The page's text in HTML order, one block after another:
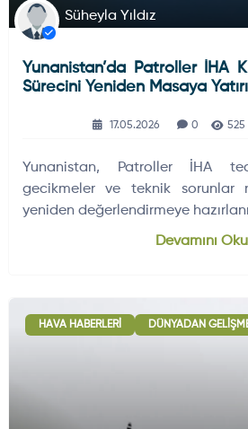
Süheyla Yıldız
Yunanistan’da Patroller İHA
Sürecini Yeniden Masaya
17.05.2026 0 525
Yunanistan, Patroller İHA
gecikmeler ve teknik sorunlar
yeniden değerlendirmeye
Devamını Oku
HAVA HABERLERI DÜNYADAN